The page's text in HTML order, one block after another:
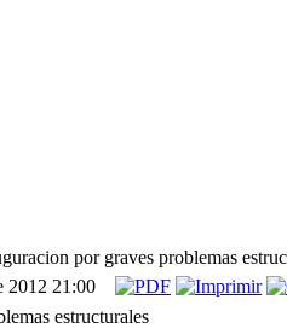
por graves problemas
2012 21:00
estructurales